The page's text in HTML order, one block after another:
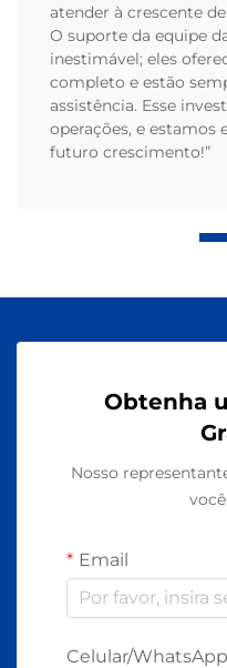
atender à crescente
O suporte da equipe
inestimável; eles
completo e estão
assistência. Esse
operações, e estamos
futuro crescimento!”
Obtenha
Nosso
Email
Celular/WhatsApp